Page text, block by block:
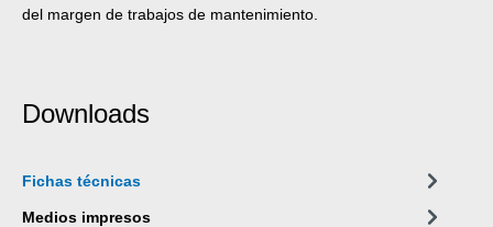
del margen de trabajos de mantenimiento.
Downloads
Fichas técnicas
Medios impresos